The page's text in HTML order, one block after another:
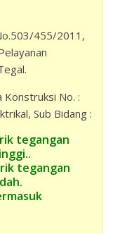
455/2011,
Konstruksi No. :
Sub Bidang :
tegangan
tegangan